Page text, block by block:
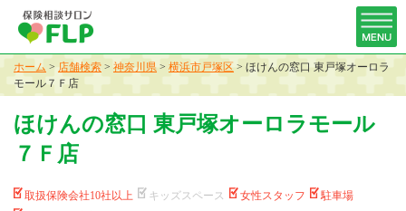
ホーム > 店舗検索 > 神奈川県 > 横浜市戸塚区 > ほけんの窓口 東戸塚オーロラ
モール７Ｆ店
ほけんの窓口 東戸塚オーロラモール
７Ｆ店
取扱保険会社10社以上 キッズスペース 女性スタッフ
駐車場